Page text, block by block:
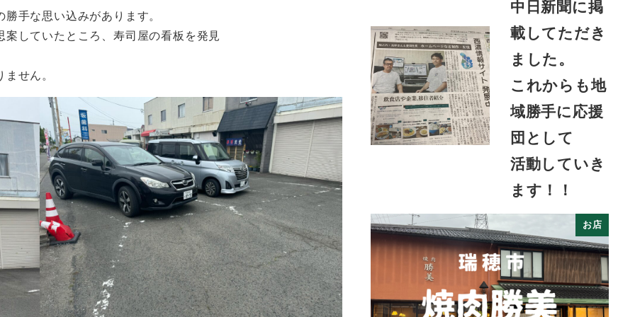
手な思い込みがあります。
していたところ、寿司屋の看板を発見
せん。
中日新聞に掲
載してただき
ました。
これからも地
域勝手に応援
団として
活動していき
ます！！
お店